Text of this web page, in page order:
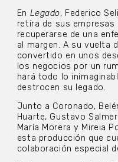
En Legado, Federico
retira de sus empresas
recuperarse de una
al margen. A su vuelta
convertido en unos
los negocios por un
hará todo lo
destrocen su legado.
Junto a Coronado,
Huarte, Gustavo
María Morera y Mireia
esta producción que
colaboración especial